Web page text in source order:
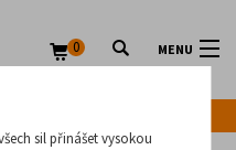
MENU
0
sil přinášet vysokou